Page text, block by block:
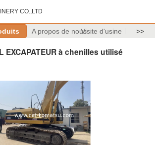
CO.,LTD
A propos de nousVisite d'usine >>
EXCAPATEUR à chenilles utilisé